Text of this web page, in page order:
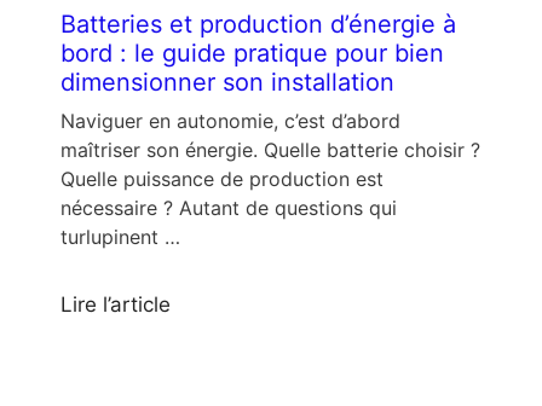
Batteries et production d’énergie à
bord : le guide pratique pour bien
dimensionner son installation
Naviguer en autonomie, c’est d’abord
maîtriser son énergie. Quelle batterie choisir ?
Quelle puissance de production est
nécessaire ? Autant de questions qui
turlupinent …
Lire l’article